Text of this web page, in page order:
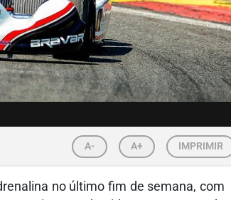
A- A+ IMPRIMIR
no último fim de semana, com